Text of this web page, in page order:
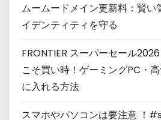
ムームードメイン更新料：賢い
イデンティティを守る
FRONTIER スーパーセール
こそ買い時！ゲーミングPC・
に入れる方法
スマホやパソコンは要注意 ！